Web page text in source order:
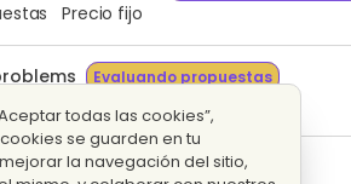
Precio fijo
Evaluando propuestas
Precio fijo
Evaluando propuestas
todas las cookies”,
se guarden en tu
la navegación del sitio,